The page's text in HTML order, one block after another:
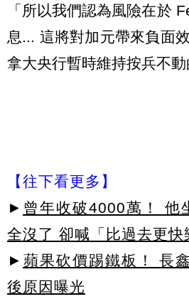
「所以我們認為風險在於
息... 這將對加元帶來負面
拿大央行暫時維持按兵不動
【往下看更多】
► 曾年收破4000萬！ 他
全沒了 卻喊「比過去更快
► 蘋果砍價踢鐵板！ 長
後原因曝光